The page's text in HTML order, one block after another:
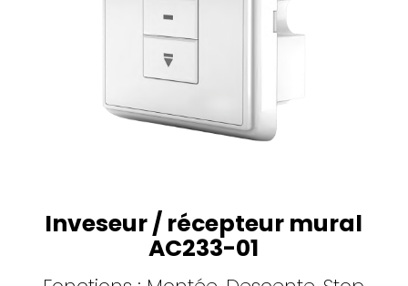
Inveseur / récepteur mural
AC233-01